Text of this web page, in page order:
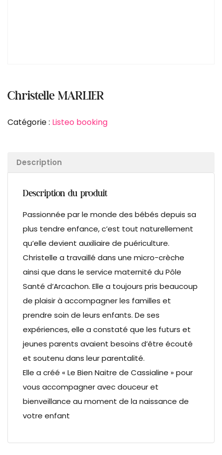
Christelle MARLIER
Catégorie : Listeo booking
Description
Description du produit
Passionnée par le monde des bébés depuis sa
plus tendre enfance, c’est tout naturellement
qu’elle devient auxiliaire de puériculture.
Christelle a travaillé dans une micro-crèche
ainsi que dans le service maternité du Pôle
Santé d’Arcachon. Elle a toujours pris beaucoup
de plaisir à accompagner les familles et
prendre soin de leurs enfants. De ses
expériences, elle a constaté que les futurs et
jeunes parents avaient besoins d’être écouté
et soutenu dans leur parentalité.
Elle a créé « Le Bien Naitre de Cassialine » pour
vous accompagner avec douceur et
bienveillance au moment de la naissance de
votre enfant